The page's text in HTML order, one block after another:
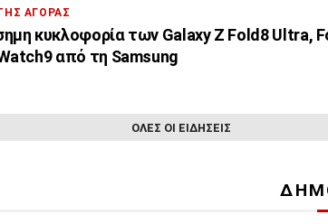
ΑΓΟΡΑΣ
κυκλοφορία των Galaxy Z Fold8 Ultra,
από τη Samsung
ΟΛΕΣ ΟΙ ΕΙΔΗΣΕΙΣ